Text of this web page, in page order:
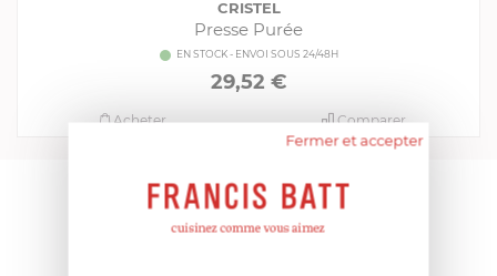
CRISTEL
Presse Purée
EN STOCK - ENVOI SOUS 24/48H
29,52 €
Comparer
Acheter
AIDE AU CHOIX
Fermer et accepter